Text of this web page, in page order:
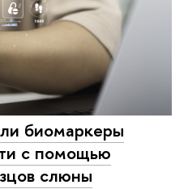
биомаркеры
с помощью
слюны